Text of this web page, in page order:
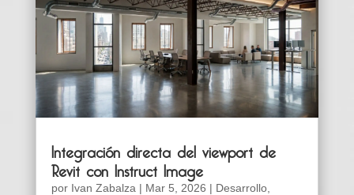
Integración directa del viewport de
Revit con Instruct Image
por Ivan Zabalza | Mar 5, 2026 | Desarrollo,